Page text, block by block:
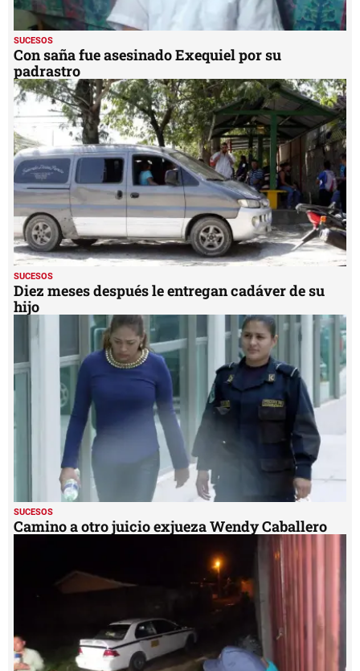
SUCESOS
Con saña fue asesinado Exequiel por su
padrastro
SUCESOS
Diez meses después le entregan cadáver de su
hijo
SUCESOS
Camino a otro juicio exjueza Wendy Caballero